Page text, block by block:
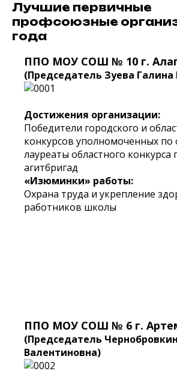
Лучшие первичные
профсоюзные
года
ППО МОУ СОШ № 10 г.
(Председатель Зуева Галина
Достижения организации:
Победители городского и
конкурсов уполномоченных по
лауреаты областного
агитбригад
«Изюминки» работы:
Охрана труда и укрепление
работников школы
ППО МОУ СОШ № 6 г.
(Председатель
Валентиновна)